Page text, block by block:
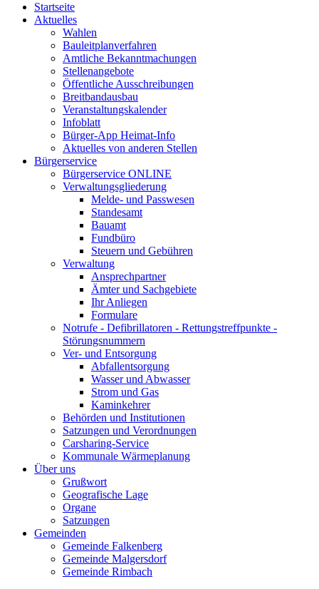
Startseite
Aktuelles
Wahlen
Bauleitplanverfahren
Amtliche Bekanntmachungen
Stellenangebote
Öffentliche Ausschreibungen
Breitbandausbau
Veranstaltungskalender
Infoblatt
Bürger-App Heimat-Info
Aktuelles von anderen Stellen
Bürgerservice
Bürgerservice ONLINE
Verwaltungsgliederung
Melde- und Passwesen
Standesamt
Bauamt
Fundbüro
Steuern und Gebühren
Verwaltung
Ansprechpartner
Ämter und Sachgebiete
Ihr Anliegen
Formulare
Notrufe - Defibrillatoren - Rettungstreffpunkte -
Störungsnummern
Ver- und Entsorgung
Abfallentsorgung
Wasser und Abwasser
Strom und Gas
Kaminkehrer
Behörden und Institutionen
Satzungen und Verordnungen
Carsharing-Service
Kommunale Wärmeplanung
Über uns
Grußwort
Geografische Lage
Organe
Satzungen
Gemeinden
Gemeinde Falkenberg
Gemeinde Malgersdorf
Gemeinde Rimbach